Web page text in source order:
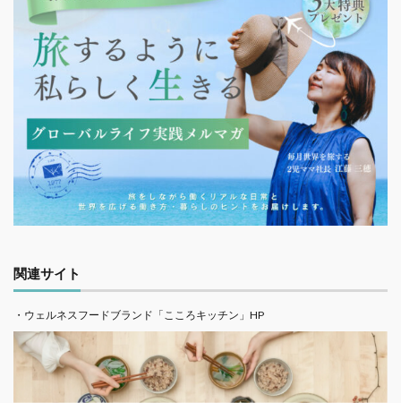
関連サイト
・ウェルネスフードブランド「こころキッチン」HP